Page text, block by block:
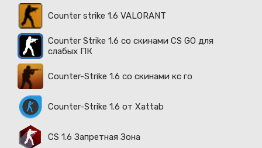
Counter strike 1.6 VALORANT
Counter Strike 1.6 со скинами CS GO для
слабых ПК
Counter-Strike 1.6 со скинами кс го
Counter-Strike 1.6 от Xattab
CS 1.6 Запретная Зона